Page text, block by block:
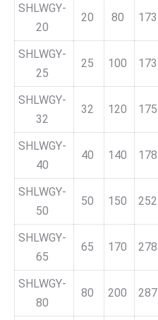
SHLWGY-
20
20 80 173
SHLWGY-
25
25 100 173
SHLWGY-
32
32 120 175
SHLWGY-
40
40 140 178
SHLWGY-
50
50 150 252
SHLWGY-
65
65 170 278
SHLWGY-
80
80 200 287